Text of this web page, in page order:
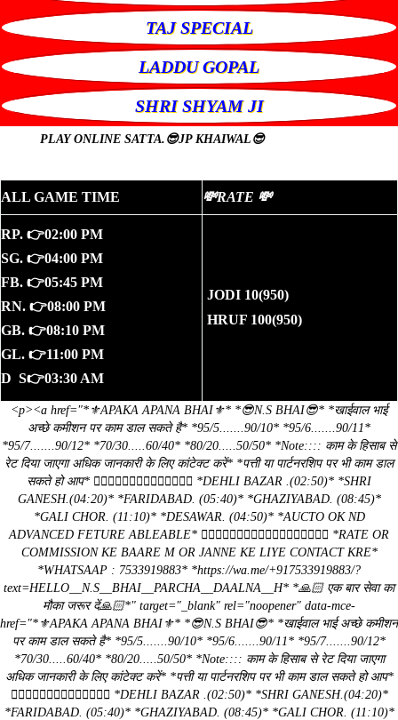
TAJ SPECIAL
LADDU GOPAL
SHRI SHYAM JI
PLAY ONLINE SATTA.😎JP KHAIWAL😎
ALL GAME TIME 💸RATE 💸
RP. 👉02:00 PM
SG. 👉04:00 PM
FB. 👉05:45 PM
RN. 👉08:00 PM
GB. 👉08:10 PM
GL. 👉11:00 PM
D S👉03:30 AM
JODI 10(950)
HRUF 100(950)
<p><a href="*⚜️APAKA APANA BHAI⚜️* *😎N.S BHAI😎* *खाईवाल भाई
अच्छे कमीशन पर काम डाल सकते है* *95/5.......90/10* *95/6.......90/11*
*95/7.......90/12* *70/30.....60/40* *80/20.....50/50* *Note:::: काम के हिसाब से
रेट दिया जाएगा अधिक जानकारी के लिए कांटेक्ट करें* *पत्ती या पार्टनरशिप पर भी काम डाल
सकते हो आप* 👇🏻👇🏻👇🏻👇🏻👇🏻👇🏻👇🏻 *DEHLI BAZAR .(02:50)* *SHRI
GANESH.(04:20)* *FARIDABAD. (05:40)* *GHAZIYABAD. (08:45)*
*GALI CHOR. (11:10)* *DESAWAR. (04:50)* *AUCTO OK ND
ADVANCED FETURE ABLEABLE* ☝🏻☝🏻☝🏻☝🏻☝🏻☝🏻☝🏻☝🏻☝🏻 *RATE OR
COMMISSION KE BAARE M OR JANNE KE LIYE CONTACT KRE*
*WHATSAAP : 7533919883* *https://wa.me/+917533919883/?
text=HELLO__N.S__BHAI__PARCHA__DAALNA__H* *🙏🏻 एक बार सेवा का
मौका जरूर दें🙏🏻*" target="_blank" rel="noopener" data-mce-
href="*⚜️APAKA APANA BHAI⚜️* *😎N.S BHAI😎* *खाईवाल भाई अच्छे कमीशन
पर काम डाल सकते है* *95/5.......90/10* *95/6.......90/11* *95/7.......90/12*
*70/30.....60/40* *80/20.....50/50* *Note:::: काम के हिसाब से रेट दिया जाएगा
अधिक जानकारी के लिए कांटेक्ट करें* *पत्ती या पार्टनरशिप पर भी काम डाल सकते हो आप*
👇🏻👇🏻👇🏻👇🏻👇🏻👇🏻👇🏻 *DEHLI BAZAR .(02:50)* *SHRI GANESH.(04:20)*
*FARIDABAD. (05:40)* *GHAZIYABAD. (08:45)* *GALI CHOR. (11:10)*